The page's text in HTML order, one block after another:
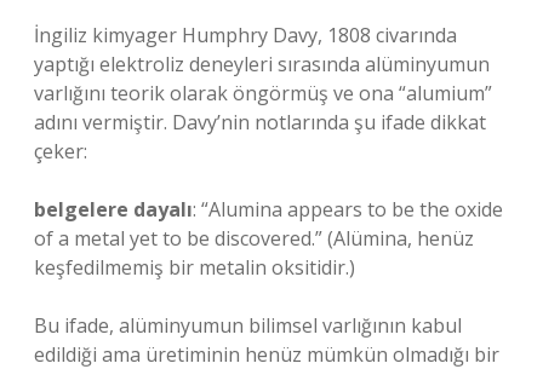
İngiliz kimyager Humphry Davy, 1808 civarında
yaptığı elektroliz deneyleri sırasında alüminyumun
varlığını teorik olarak öngörmüş ve ona “alumium”
adını vermiştir. Davy’nin notlarında şu ifade dikkat
çeker:
belgelere dayalı: “Alumina appears to be the oxide
of a metal yet to be discovered.” (Alümina, henüz
keşfedilmemiş bir metalin oksitidir.)
Bu ifade, alüminyumun bilimsel varlığının kabul
edildiği ama üretiminin henüz mümkün olmadığı bir